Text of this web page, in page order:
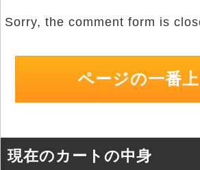
Sorry, the comment form is
ページの一番
現在のカートの中身